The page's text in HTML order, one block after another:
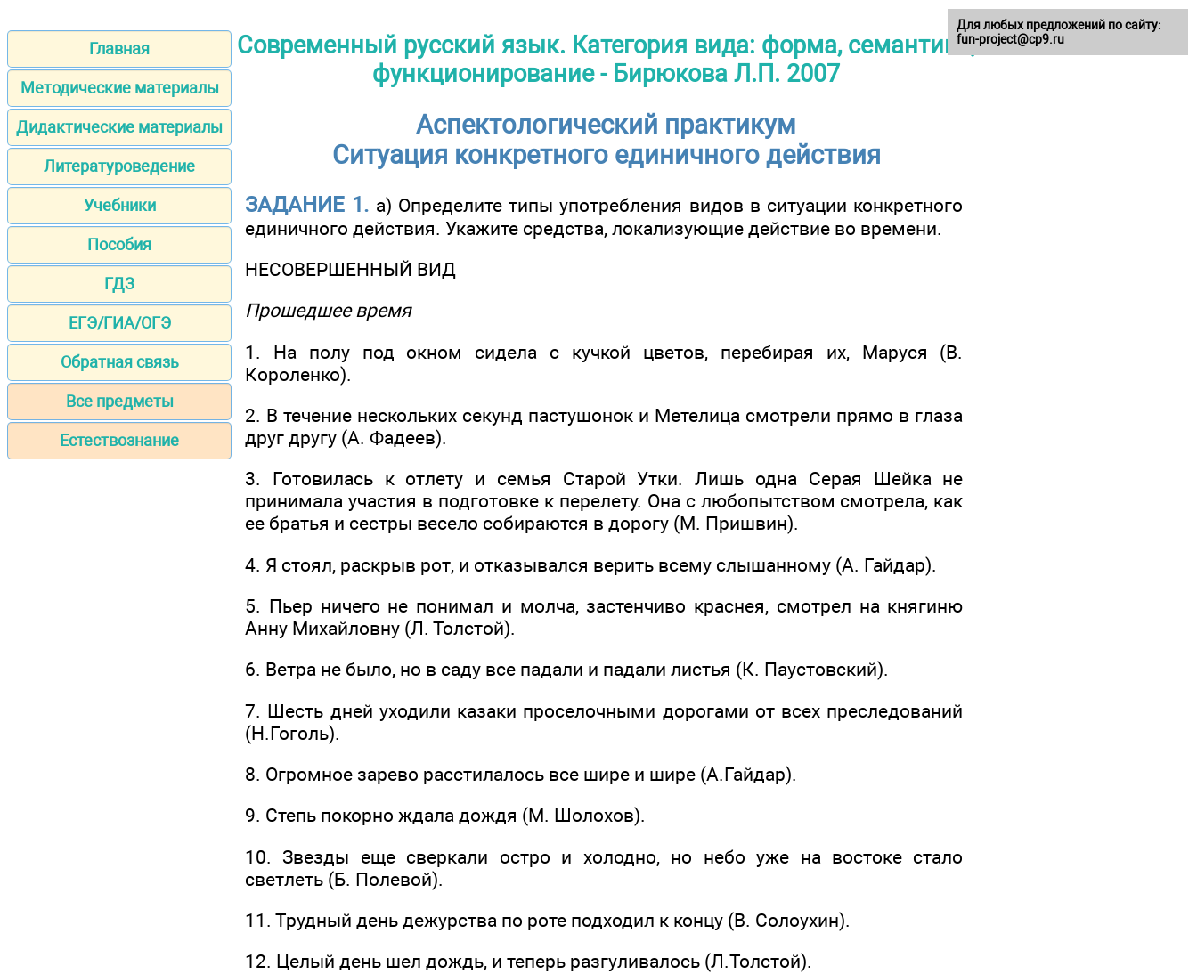
Главная
Методические материалы
Дидактические материалы
Литературоведение
Учебники
Пособия
ГДЗ
ЕГЭ/ГИА/ОГЭ
Обратная связь
Все предметы
Естествознание
Современный русский язык. Категория вида: форма, семантика,
функционирование - Бирюкова Л.П. 2007
Аспектологический практикум
Ситуация конкретного единичного действия
ЗАДАНИЕ 1. а) Определите типы употребления видов в ситуации конкретного
единичного действия. Укажите средства, локализующие действие во времени.
НЕСОВЕРШЕННЫЙ ВИД
Прошедшее время
1. На полу под окном сидела с кучкой цветов, перебирая их, Маруся (В.
Короленко).
2. В течение нескольких секунд пастушонок и Метелица смотрели прямо в глаза
друг другу (А. Фадеев).
3. Готовилась к отлету и семья Старой Утки. Лишь одна Серая Шейка не
принимала участия в подготовке к перелету. Она с любопытством смотрела, как
ее братья и сестры весело собираются в дорогу (М. Пришвин).
4. Я стоял, раскрыв рот, и отказывался верить всему слышанному (А. Гайдар).
5. Пьер ничего не понимал и молча, застенчиво краснея, смотрел на княгиню
Анну Михайловну (Л. Толстой).
6. Ветра не было, но в саду все падали и падали листья (К. Паустовский).
7. Шесть дней уходили казаки проселочными дорогами от всех преследований
(Н.Гоголь).
8. Огромное зарево расстилалось все шире и шире (А.Гайдар).
9. Степь покорно ждала дождя (М. Шолохов).
10. Звезды еще сверкали остро и холодно, но небо уже на востоке стало
светлеть (Б. Полевой).
11. Трудный день дежурства по роте подходил к концу (В. Солоухин).
12. Целый день шел дождь, и теперь разгуливалось (Л.Толстой).
Для любых предложений по сайту:
fun-project@cp9.ru